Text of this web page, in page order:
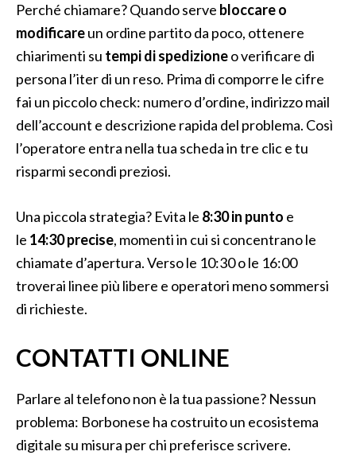
Perché chiamare? Quando serve bloccare o
modificareun ordine partito da poco, ottenere
chiarimenti su tempi di spedizioneo verificare di
persona l’iter di un reso. Prima di comporre le cifre
fai un piccolo check: numero d’ordine, indirizzo mail
dell’account e descrizione rapida del problema. Così
l’operatore entra nella tua scheda in tre clic e tu
risparmi secondi preziosi.
Una piccola strategia? Evita le 8:30 in punto e
le 14:30 precise, momenti in cui si concentrano le
chiamate d’apertura. Verso le 10:30 o le 16:00
troverai linee più libere e operatori meno sommersi
di richieste.
CONTATTI ONLINE
Parlare al telefono non è la tua passione? Nessun
problema: Borbonese ha costruito un ecosistema
digitale su misura per chi preferisce scrivere.